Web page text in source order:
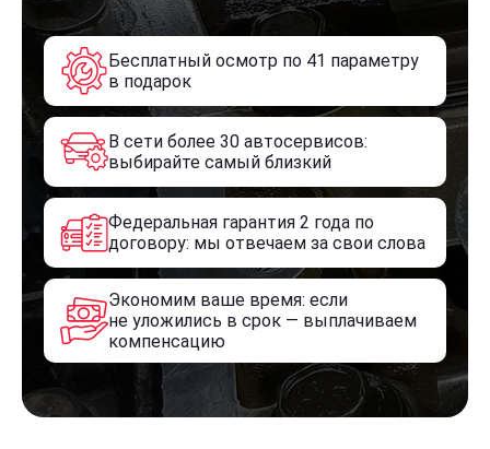
Бесплатный осмотр по 41 параметру
в подарок
В сети более 30 автосервисов:
выбирайте самый близкий
Федеральная гарантия 2 года по
договору: мы отвечаем за свои слова
Экономим ваше время: если
не уложились в срок — выплачиваем
компенсацию